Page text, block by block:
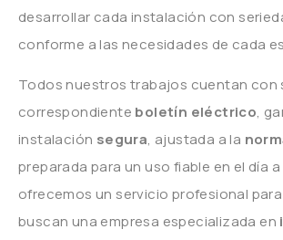
desarrollar cada instalación con
conforme a las necesidades de cada
Todos nuestros trabajos cuentan con
correspondiente boletín eléctrico,
instalación segura, ajustada a la
preparada para un uso fiable en el día a
ofrecemos un servicio profesional
buscan una empresa especializada en